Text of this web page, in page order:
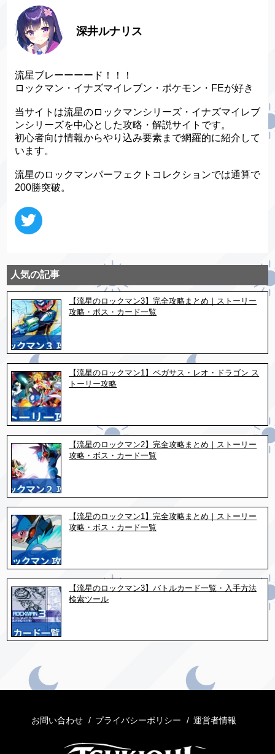
深井ルナリス
流星ブレーーーード！！！
ロックマン・イナズマイレブン・ポケモン・FEが好き
当サイトは流星のロックマンシリーズ・イナズマイレブ
ンシリーズを中心とした攻略・解説サイトです。
初心者向け情報からやり込み要素まで網羅的に紹介して
います。
流星のロックマンパーフェクトコレクションでは通算で
200勝突破。
人気の記事
【流星のロックマン3】完全攻略まとめ｜ストーリー
攻略・ボス・カード一覧
【流星のロックマン1】ペガサス・レオ・ドラゴン ス
トーリー攻略
【流星のロックマン2】完全攻略まとめ｜ストーリー
攻略・ボス・カード一覧
【流星のロックマン1】完全攻略まとめ｜ストーリー
攻略・ボス・カード一覧
【流星のロックマン3】バトルカード一覧・入手方法
検索ツール
お問い合わせ プライバシーポリシー 運営者情報